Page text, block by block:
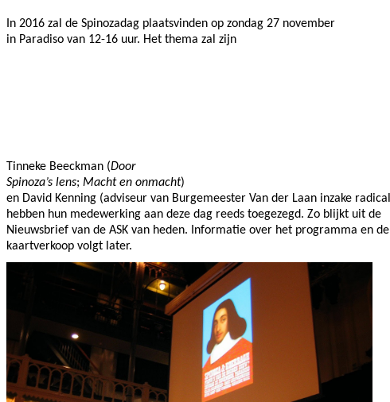
In 2016 zal de Spinozadag plaatsvinden op zondag 27 november
in Paradiso van 12-16 uur. Het thema zal zijn
Tinneke Beeckman (Door
Spinoza’s lens; Macht en onmacht)
en David Kenning (adviseur van Burgemeester Van der Laan inzake
hebben hun medewerking aan deze dag reeds toegezegd. Zo blijkt uit de
Nieuwsbrief van de ASK van heden. Informatie over het programma en de
kaartverkoop volgt later.